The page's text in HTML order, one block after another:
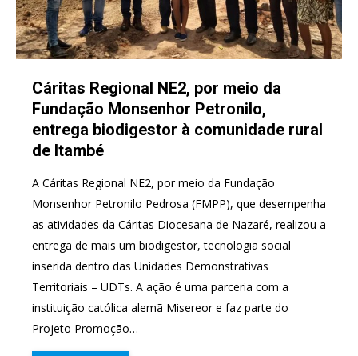
Cáritas Regional NE2, por meio da
Fundação Monsenhor Petronilo,
entrega biodigestor à comunidade rural
de Itambé
A Cáritas Regional NE2, por meio da Fundação
Monsenhor Petronilo Pedrosa (FMPP), que desempenha
as atividades da Cáritas Diocesana de Nazaré, realizou a
entrega de mais um biodigestor, tecnologia social
inserida dentro das Unidades Demonstrativas
Territoriais – UDTs. A ação é uma parceria com a
instituição católica alemã Misereor e faz parte do
Projeto Promoção…